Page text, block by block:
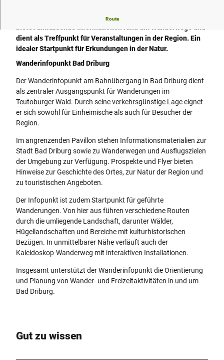
Route
Der Wanderinfopunkt am Bahnübergang in Bad Driburg
dient als Treffpunkt für Veranstaltungen in der Region. Ein
idealer Startpunkt für Erkundungen in der Natur.
Wanderinfopunkt Bad Driburg
Der Wanderinfopunkt am Bahnübergang in Bad Driburg dient
als zentraler Ausgangspunkt für Wanderungen im
Teutoburger Wald. Durch seine verkehrsgünstige Lage eignet
er sich sowohl für Einheimische als auch für Besucher der
Region.
Im angrenzenden Pavillon stehen Informationsmaterialien zur
Stadt Bad Driburg sowie zu Wanderwegen und Ausflugszielen
der Umgebung zur Verfügung. Prospekte und Flyer bieten
Hinweise zur Geschichte des Ortes, zur Natur der Region und
zu touristischen Angeboten.
Der Infopunkt ist zudem Startpunkt für geführte
Wanderungen. Von hier aus führen verschiedene Routen
durch die umliegende Landschaft, darunter Wälder,
Hügellandschaften und Bereiche mit kulturhistorischen
Bezügen. In unmittelbarer Nähe verläuft auch der
Kaleidoskop-Wanderweg mit interaktiven Installationen.
Insgesamt unterstützt der Wanderinfopunkt die Orientierung
und Planung von Wander- und Freizeitaktivitäten in und um
Bad Driburg.
Gut zu wissen